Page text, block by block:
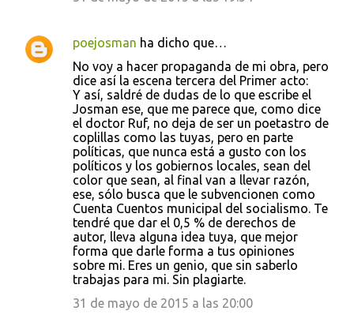
poejosman ha dicho que…
No voy a hacer propaganda de mi obra, pero
dice así la escena tercera del Primer acto:
Y así, saldré de dudas de lo que escribe el
Josman ese, que me parece que, como dice
el doctor Ruf, no deja de ser un poetastro de
coplillas como las tuyas, pero en parte
políticas, que nunca está a gusto con los
políticos y los gobiernos locales, sean del
color que sean, al final van a llevar razón,
ese, sólo busca que le subvencionen como
Cuenta Cuentos municipal del socialismo. Te
tendré que dar el 0,5 % de derechos de
autor, lleva alguna idea tuya, que mejor
forma que darle forma a tus opiniones
sobre mi. Eres un genio, que sin saberlo
trabajas para mi. Sin plagiarte.
31 de mayo de 2015 a las 20:00